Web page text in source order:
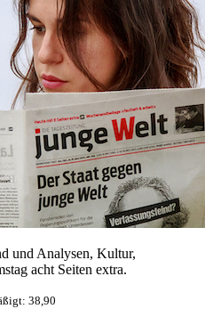
und Analysen, Kultur,
acht Seiten extra.
38,90